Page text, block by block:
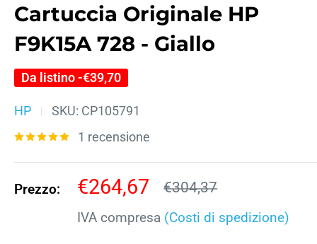
Cartuccia Originale HP
F9K15A 728 - Giallo
Da listino -€39,70
HP SKU: CP105791
1 recensione
Prezzo:
Prezzo
scontato
€264,67 Prezzo
€304,37
IVA compresa (Costi di spedizione)